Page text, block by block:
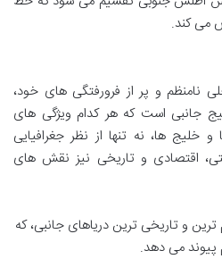
می کند.
نامنظم و پر از فرورفتگی های خود،
جانبی است که هر کدام ویژگی های
خلیج ها، نه تنها از نظر جغرافیایی
اقتصادی و تاریخی نیز نقش های
ترین و تاریخی ترین دریاهای جانبی، که
پیوند می دهد.